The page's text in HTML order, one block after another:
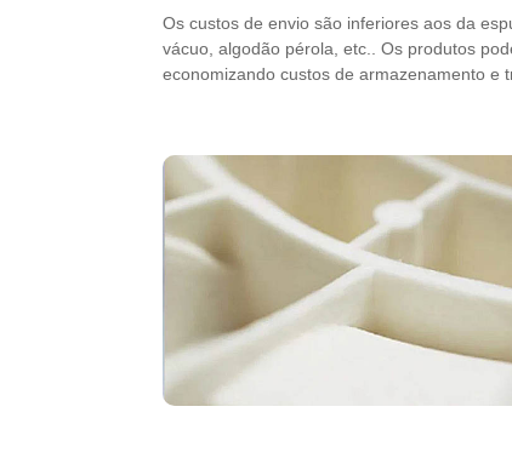
Os custos de envio são inferiores aos da
vácuo, algodão pérola, etc.. Os produtos
economizando custos de armazenamento e